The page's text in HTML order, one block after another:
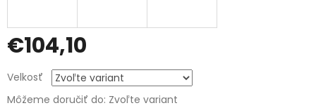
€104,10
Jednotková
cena:
Velkosť
Môžeme doručiť do: Zvoľte variant